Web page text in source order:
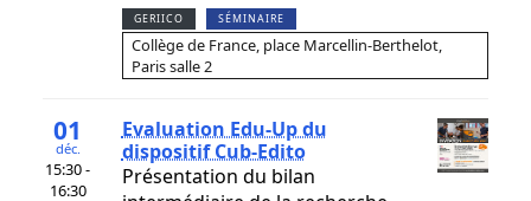
GERIICO SÉMINAIRE
Collège de France, place Marcellin-Berthelot,
Paris salle 2
01
déc.
15:30 -
16:30
Evaluation Edu-Up du
dispositif Cub-Edito
Présentation du bilan